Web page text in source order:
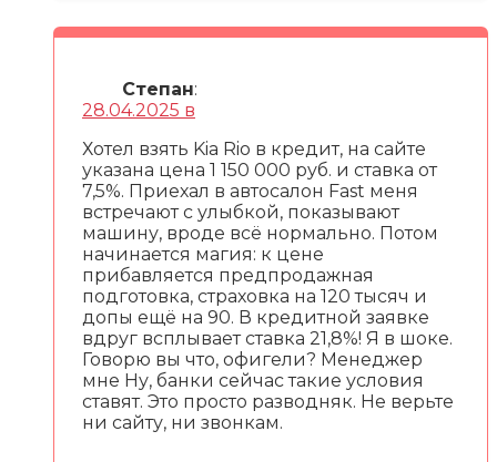
Степан:
28.04.2025 в
Хотел взять Kia Rio в кредит, на сайте
указана цена 1 150 000 руб. и ставка от
7,5%. Приехал в автосалон Fast меня
встречают с улыбкой, показывают
машину, вроде всё нормально. Потом
начинается магия: к цене
прибавляется предпродажная
подготовка, страховка на 120 тысяч и
допы ещё на 90. В кредитной заявке
вдруг всплывает ставка 21,8%! Я в шоке.
Говорю вы что, офигели? Менеджер
мне Ну, банки сейчас такие условия
ставят. Это просто разводняк. Не верьте
ни сайту, ни звонкам.